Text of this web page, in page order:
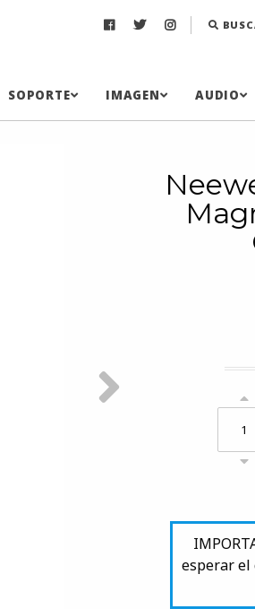
SOPORTE IMAGEN AUDIO
esperar el